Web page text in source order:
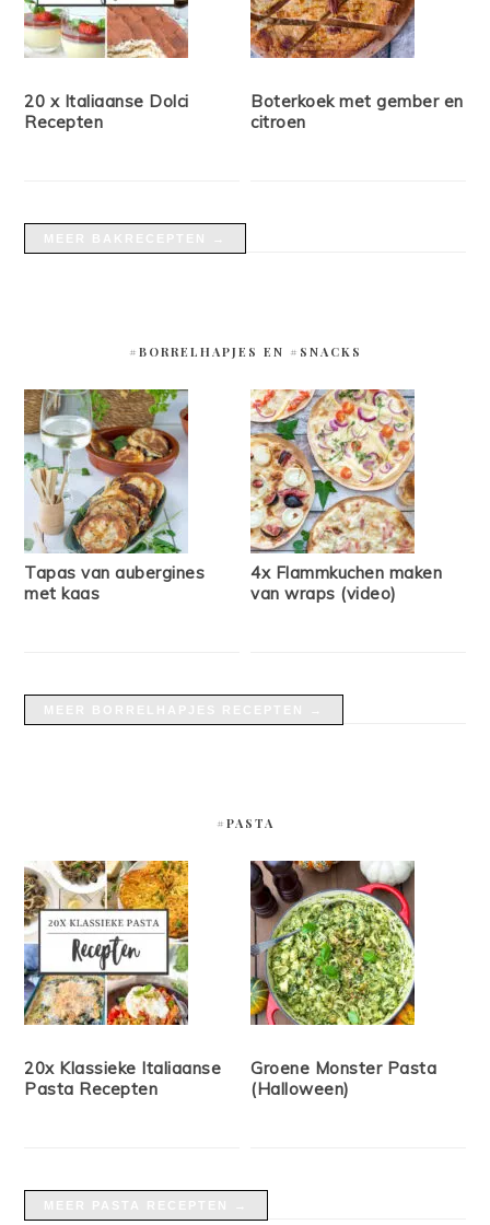
20 x Italiaanse Dolci
Recepten
Boterkoek met gember en
citroen
#BORRELHAPJES EN #SNACKS
Tapas van aubergines
met kaas
4x Flammkuchen maken
van wraps (video)
#PASTA
20x Klassieke Italiaanse
Pasta Recepten
Groene Monster Pasta
(Halloween)